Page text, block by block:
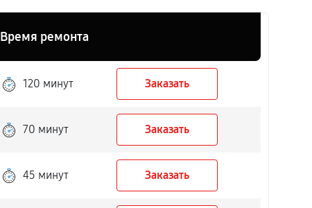
Время ремонта
120 минут Заказать
70 минут Заказать
45 минут Заказать